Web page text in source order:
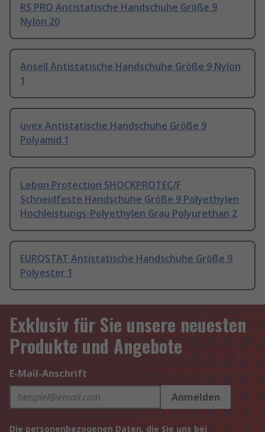
RS PRO Antistatische Handschuhe Größe 9
Nylon 20
Ansell Antistatische Handschuhe Größe 9 Nylon
1
uvex Antistatische Handschuhe Größe 9
Polyamid 1
Lebon Protection SHOCKPROTEC/F
Schneidfeste Handschuhe Größe 9 Polyethylen
Hochleistungs-Polyethylen Grau Polyurethan 2
EUROSTAT Antistatische Handschuhe Größe 9
Polyester 1
Exklusiv für Sie unsere neuesten
Produkte und Angebote
E-Mail-Anschrift
Anmelden
Die personenbezogenen Daten, die Sie uns bei